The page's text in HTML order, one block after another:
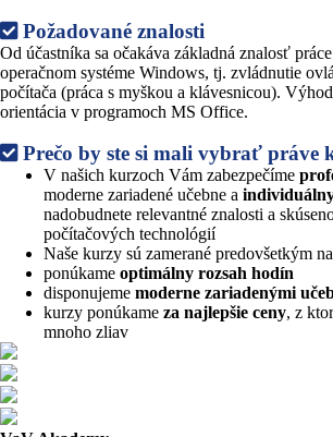
Požadované znalosti
Od účastníka sa očakáva základná znalosť
operačnom systéme Windows, tj. zvládnutie
počítača (práca s myškou a klávesnicou).
orientácia v programoch MS Office.
Prečo by ste si mali vybrať práve
V našich kurzoch Vám zabezpečíme
moderne zariadené učebne a
nadobudnete relevantné znalosti a
počítačových technológií
Naše kurzy sú zamerané predovšetkým na
ponúkame optimálny rozsah hodín
disponujeme moderne zariadenými
kurzy ponúkame za najlepšie ceny, z
mnoho zliav